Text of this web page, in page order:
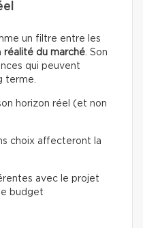
un filtre entre les
réalité du marché. Son
qui peuvent
terme.
horizon réel (et non
choix affecteront la
avec le projet
budget